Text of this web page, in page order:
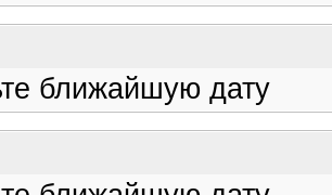
ближайшую дату